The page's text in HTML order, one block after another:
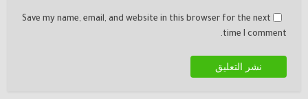
Save my name, email, and website in this browser for the next
time I comment.